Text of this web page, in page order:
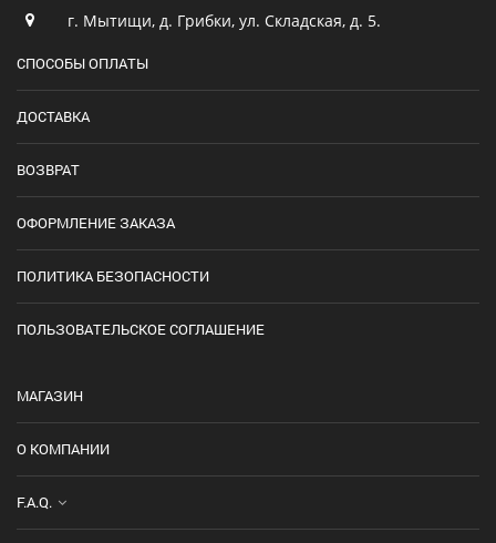
г. Мытищи, д. Грибки, ул. Складская, д. 5.
СПОСОБЫ ОПЛАТЫ
ДОСТАВКА
ВОЗВРАТ
ОФОРМЛЕНИЕ ЗАКАЗА
ПОЛИТИКА БЕЗОПАСНОСТИ
ПОЛЬЗОВАТЕЛЬСКОЕ СОГЛАШЕНИЕ
МАГАЗИН
О КОМПАНИИ
F.A.Q.